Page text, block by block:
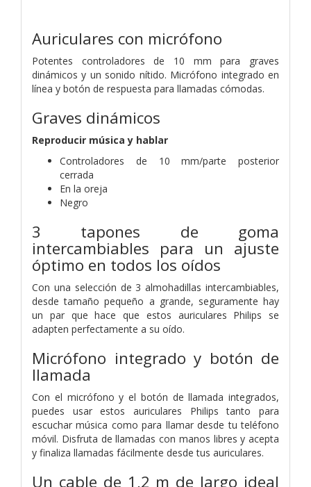
Auriculares con micrófono
Potentes controladores de 10 mm para graves
dinámicos y un sonido nítido. Micrófono integrado en
línea y botón de respuesta para llamadas cómodas.
Graves dinámicos
Reproducir música y hablar
Controladores de 10 mm/parte posterior
cerrada
En la oreja
Negro
3 tapones de goma
intercambiables para un ajuste
óptimo en todos los oídos
Con una selección de 3 almohadillas intercambiables,
desde tamaño pequeño a grande, seguramente hay
un par que hace que estos auriculares Philips se
adapten perfectamente a su oído.
Micrófono integrado y botón de
llamada
Con el micrófono y el botón de llamada integrados,
puedes usar estos auriculares Philips tanto para
escuchar música como para llamar desde tu teléfono
móvil. Disfruta de llamadas con manos libres y acepta
y finaliza llamadas fácilmente desde tus auriculares.
Un cable de 1,2 m de largo ideal